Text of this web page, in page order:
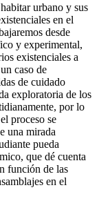
urbano y sus
en el
desde
y experimental,
existenciales a
caso de
de cuidado
exploratoria de los
por lo
proceso se
una mirada
pueda
que dé cuenta
función de las
en el